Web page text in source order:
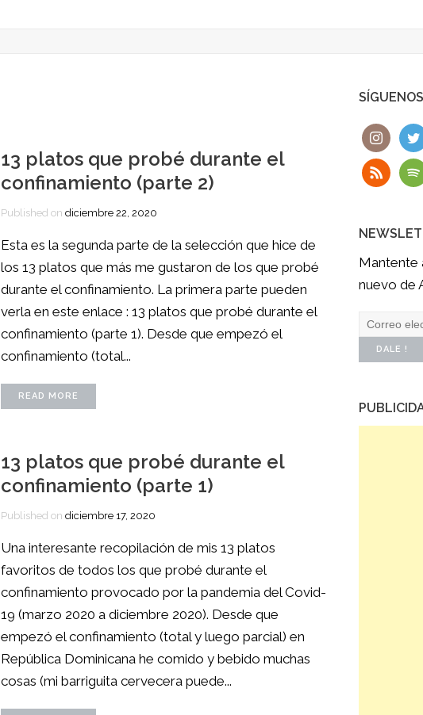
13 platos que probé durante el
confinamiento (parte 2)
Published on diciembre 22, 2020
Esta es la segunda parte de la selección que hice de
los 13 platos que más me gustaron de los que probé
durante el confinamiento. La primera parte pueden
verla en este enlace : 13 platos que probé durante el
confinamiento (parte 1). Desde que empezó el
confinamiento (total...
READ MORE
13 platos que probé durante el
confinamiento (parte 1)
Published on diciembre 17, 2020
Una interesante recopilación de mis 13 platos
favoritos de todos los que probé durante el
confinamiento provocado por la pandemia del Covid-
19 (marzo 2020 a diciembre 2020). Desde que
empezó el confinamiento (total y luego parcial) en
República Dominicana he comido y bebido muchas
cosas (mi barriguita cervecera puede...
Mantente
nuevo de